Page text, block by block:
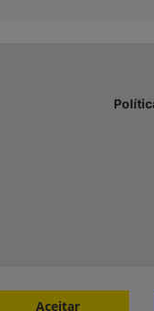
Aceitar